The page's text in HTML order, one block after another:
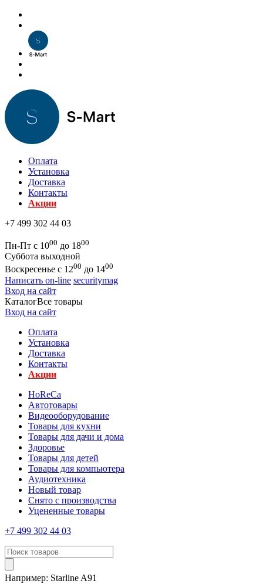
Оплата
Установка
Доставка
Контакты
Акции
+7 499 302 44 03
Пн-Пт с 1000 до 1800
Суббота выходной
Воскресенье с 1200 до 1400
Написать on-line securitymag
Вход на сайт
КаталогВсе товары
Вход на сайт
Оплата
Установка
Доставка
Контакты
Акции
HoReCa
Автотовары
Видеооборудование
Товары для кухни
Товары для дачи и дома
Здоровье
Товары для детей
Товары для компьютера
Аудиотехника
Новый товар
Снято с производства
Уцененные товары
+7 499 302 44 03
Например: Starline A91